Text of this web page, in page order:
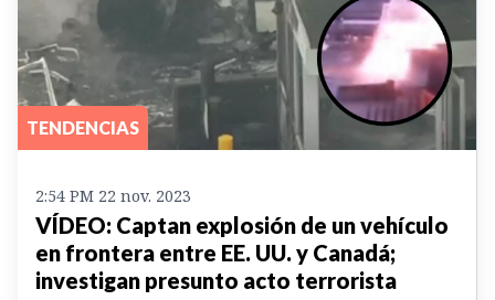
TENDENCIAS
2:54 PM 22 nov. 2023
VÍDEO: Captan explosión de un vehículo
en frontera entre EE. UU. y Canadá;
investigan presunto acto terrorista